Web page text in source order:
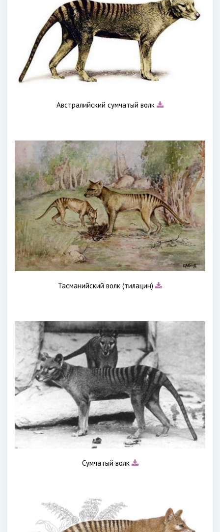
Австралийский сумчатый волк
Тасманийский волк (тилацин)
Сумчатый волк